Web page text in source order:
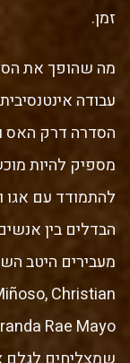
זמן.
מה שהופך את
עבודה
מספיק להיות
להתמודד עם
הבדלים בין
Christian